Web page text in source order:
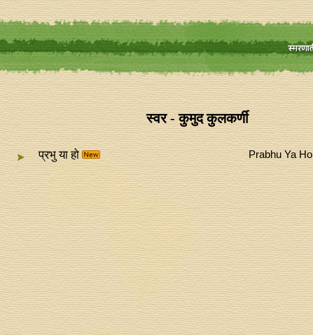
स्वर - कुमुद कुलकर्णी
प्रभु या हो Prabhu Ya Ho